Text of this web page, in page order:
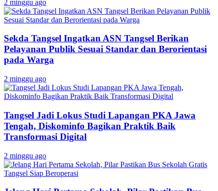
2 minggu ago
Sekda Tangsel Ingatkan ASN Tangsel Berikan
Pelayanan Publik Sesuai Standar dan Berorientasi
pada Warga
2 minggu ago
Tangsel Jadi Lokus Studi Lapangan PKA Jawa
Tengah, Diskominfo Bagikan Praktik Baik
Transformasi Digital
2 minggu ago